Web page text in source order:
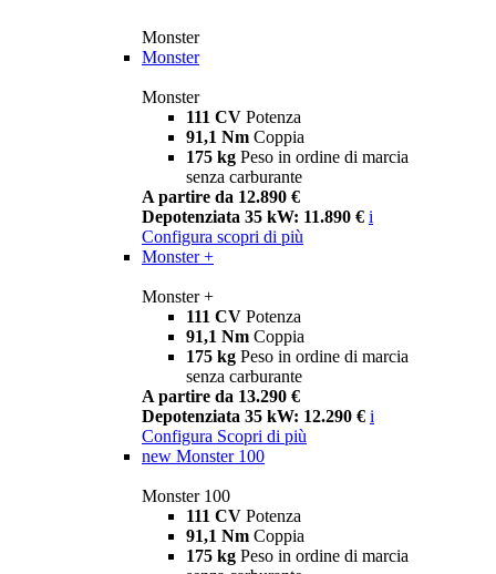
Monster
Monster
Monster
111 CV Potenza
91,1 Nm Coppia
175 kg Peso in ordine di marcia
senza carburante
A partire da 12.890 €
Depotenziata 35 kW: 11.890 € i
Configura scopri di più
Monster +
Monster +
111 CV Potenza
91,1 Nm Coppia
175 kg Peso in ordine di marcia
senza carburante
A partire da 13.290 €
Depotenziata 35 kW: 12.290 € i
Configura Scopri di più
new Monster 100
Monster 100
111 CV Potenza
91,1 Nm Coppia
175 kg Peso in ordine di marcia